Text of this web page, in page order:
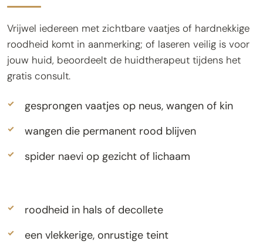
Vrijwel iedereen met zichtbare vaatjes of hardnekkige
roodheid komt in aanmerking; of laseren veilig is voor
jouw huid, beoordeelt de huidtherapeut tijdens het
gratis consult.
gesprongen vaatjes op neus, wangen of kin
wangen die permanent rood blijven
spider naevi op gezicht of lichaam
roodheid in hals of decollete
een vlekkerige, onrustige teint